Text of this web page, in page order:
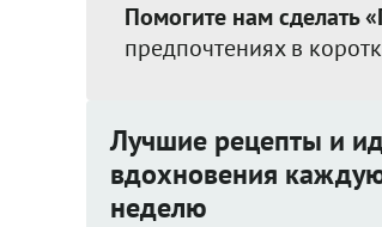
Помогите нам сделать
предпочтениях в
Лучшие рецепты и
вдохновения
неделю